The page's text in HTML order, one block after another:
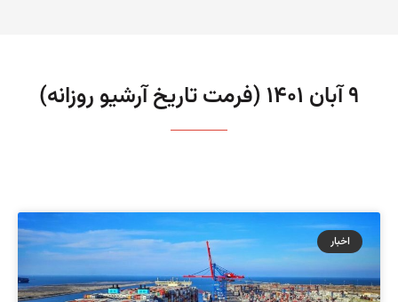
۹ آبان ۱۴۰۱ (فرمت تاریخ آرشیو روزانه)
اخبار